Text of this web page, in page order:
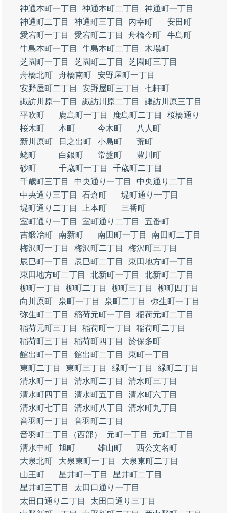
神通本町一丁目
神通本町二丁目
神通町一丁目
神通町二丁目
神通町三丁目 内幸町
安田町
愛宕町一丁目
愛宕町二丁目 舟橋今町
牛島町
牛島本町一丁目
牛島本町二丁目
木場町
芝園町一丁目
芝園町二丁目
芝園町三丁目
舟橋北町
舟橋南町
安野屋町一丁目
安野屋町二丁目
安野屋町三丁目
七軒町
諏訪川原一丁目
諏訪川原二丁目
諏訪川原三丁目
平吹町
鹿島町一丁目 鹿島町二丁目
桜橋通り
桜木町
本町 今木町
八人町
新川原町
日之出町 小島町
荒町
蛯町
白銀町 常盤町
豊川町
砂町
千歳町一丁目
千歳町二丁目
千歳町三丁目
中央通り一丁目
中央通り二丁目
中央通り三丁目
石倉町
堤町通り一丁目
堤町通り二丁目
上本町
三番町
室町通り一丁目
室町通り二丁目
五番町
古鍛冶町
南新町 南田町一丁目
南田町二丁目
梅沢町一丁目
梅沢町二丁目
梅沢町三丁目
辰巳町一丁目
辰巳町二丁目
東田地方町一丁目
東田地方町二丁目
北新町一丁目
北新町二丁目
柳町一丁目
柳町二丁目 柳町三丁目
柳町四丁目
向川原町
泉町一丁目 泉町二丁目
弥生町一丁目
弥生町二丁目
稲荷元町一丁目
稲荷元町二丁目
稲荷元町三丁目
稲荷町一丁目
稲荷町二丁目
稲荷町三丁目
稲荷町四丁目
於保多町
館出町一丁目
館出町二丁目
東町一丁目
東町二丁目
東町三丁目 緑町一丁目
緑町二丁目
清水町一丁目
清水町二丁目
清水町三丁目
清水町四丁目
清水町五丁目
清水町六丁目
清水町七丁目
清水町八丁目
清水町九丁目
音羽町一丁目
音羽町二丁目
音羽町二丁目（西部）
元町一丁目
元町二丁目
清水中町
旭町 雄山町
西公文名町
大泉北町
大泉東町一丁目
大泉東町二丁目
山王町
星井町一丁目
星井町二丁目
星井町三丁目
太田口通り一丁目
太田口通り二丁目
太田口通り三丁目